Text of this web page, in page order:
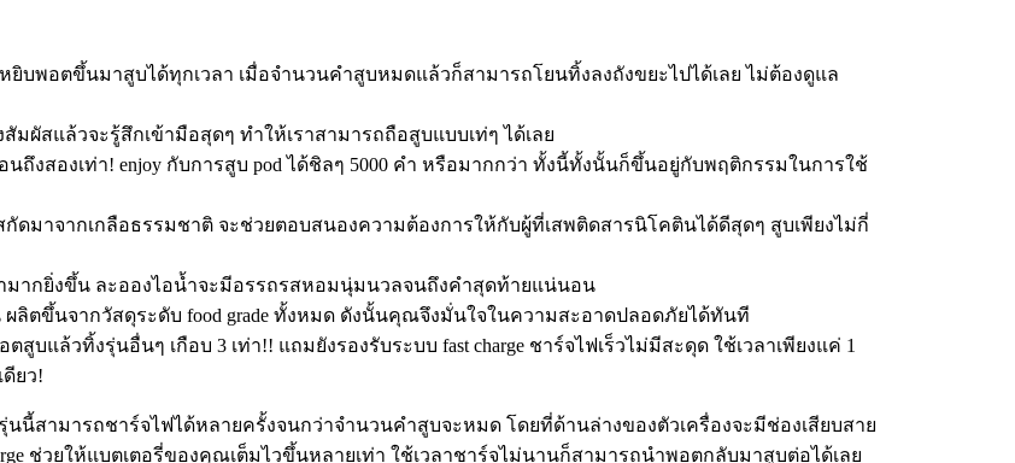
พอตขึ้นมาสูบได้ทุกเวลา เมื่อจำนวนคำสูบหมดแล้วก็สามารถโยนทิ้งลงถังขยะไปได้เลย ไม่ต้องดูแล
สแล้วจะรู้สึกเข้ามือสุดๆ ทำให้เราสามารถถือสูบแบบเท่ๆ ได้เลย
งสองเท่า! enjoy กับการสูบ pod ได้ชิลๆ 5000 คำ หรือมากกว่า ทั้งนี้ทั้งนั้นก็ขึ้นอยู่กับพฤติกรรมในการใช้
ดมาจากเกลือธรรมชาติ จะช่วยตอบสนองความต้องการให้กับผู้ที่เสพติดสารนิโคตินได้ดีสุดๆ สูบเพียงไม่กี่
มากยิ่งขึ้น ละอองไอน้ำจะมีอรรถรสหอมนุ่มนวลจนถึงคำสุดท้ายแน่นอน
ลิตขึ้นจากวัสดุระดับ food grade ทั้งหมด ดังนั้นคุณจึงมั่นใจในความสะอาดปลอดภัยได้ทันที
สูบแล้วทิ้งรุ่นอื่นๆ เกือบ 3 เท่า!! แถมยังรองรับระบบ fast charge ชาร์จไฟเร็วไม่มีสะดุด ใช้เวลาเพียงแค่ 1
ยว!
นนี้สามารถชาร์จไฟได้หลายครั้งจนกว่าจำนวนคำสูบจะหมด โดยที่ด้านล่างของตัวเครื่องจะมีช่องเสียบสาย
ช่วยให้แบตเตอรี่ของคุณเต็มไวขึ้นหลายเท่า ใช้เวลาชาร์จไม่นานก็สามารถนำพอตกลับมาสูบต่อได้เลย